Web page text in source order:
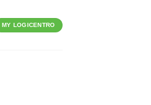
MY LOGICENTRO